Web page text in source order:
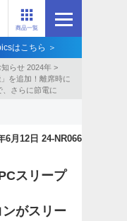
商品一覧
はこちら ＞
知らせ 2024年 >
を追加！離席時に
さらに節電に
6月12日 24-NR066
スリープ
がスリー